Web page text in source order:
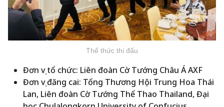
Thể thức thi đấu
Đơn vị tổ chức: Liên đoàn Cờ Tướng Châu Á AXF
Đơn vị đăng cai: Tổng Thương Hội Trung Hoa Thái
Lan, Liên đoàn Cờ Tướng Thể Thao Thailand, Đại